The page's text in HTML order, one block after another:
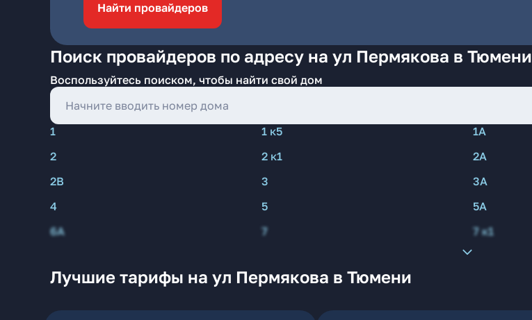
Найти провайдеров
Поиск провайдеров по адресу на ул Пермякова в Тюмени
Воспользуйтесь поиском, чтобы найти свой дом
1 1 к5 1А
2
2 к1 2А
2В
3 3А
4
5 5А
6А
7 7 к1
Лучшие тарифы на ул Пермякова в Тюмени